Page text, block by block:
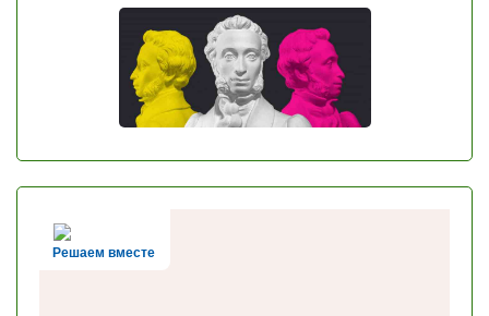
Решаем вместе